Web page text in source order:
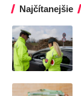
Najčítanejšie